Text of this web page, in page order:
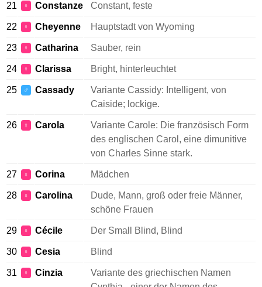
21 ♀ Constanze Constant, feste
22 ♀ Cheyenne Hauptstadt von Wyoming
23 ♀ Catharina Sauber, rein
24 ♀ Clarissa Bright, hinterleuchtet
25 ♂ Cassady
Variante Cassidy: Intelligent, von
Caiside; lockige.
26 ♀ Carola
Variante Carole: Die französisch Form
des englischen Carol, eine dimunitive
von Charles Sinne stark.
27 ♀ Corina Mädchen
28 ♀ Carolina
Dude, Mann, groß oder freie Männer,
schöne Frauen
29 ♀ Cécile Der Small Blind, Blind
30 ♀ Cesia Blind
31 ♀ Cinzia
Variante des griechischen Namen